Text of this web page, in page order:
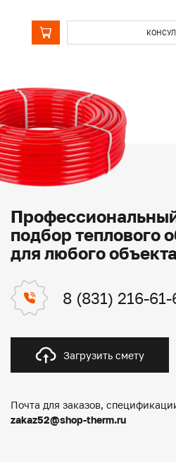
подбор теплового
для любого объекта
8 (831) 216-
Загрузить смету
Почта для заказов,
zakaz52@shop-therm.ru